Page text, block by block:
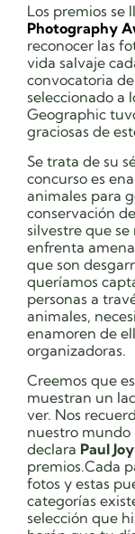
Los premios se
Photography
reconocer las
vida salvaje
convocatoria
seleccionado a
Geographic
graciosas de
Se trata de su
concurso es
animales para
conservación
silvestre que
enfrenta
que son
queríamos
personas a
animales,
enamoren de
organizadoras.
Creemos que
muestran un
ver. Nos
nuestro mundo
declara Paul
premios.Cada
fotos y estas
categorías
selección que